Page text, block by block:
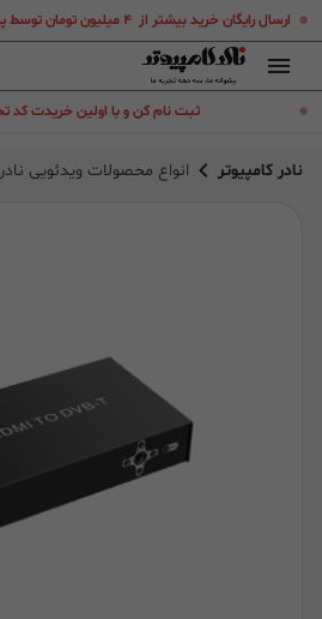
ارسال رایگان خرید بیشتر از ۴ میلیون تومان توسط پست پیشتاز به سراسر ایران عزیز
.
ثبت نام کن و با اولین خریدت کد
نادر کامپیوتر انواع محصولات ویدئویی